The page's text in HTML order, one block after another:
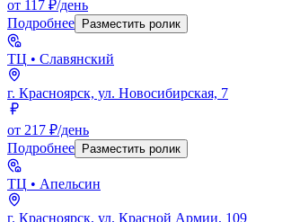
от 117 ₽/день
Подробнее
Разместить ролик
ТЦ • Славянский
г. Красноярск, ул. Новосибирская, 7
от 217 ₽/день
Подробнее
Разместить ролик
ТЦ • Апельсин
г. Красноярск, ул. Красной Армии, 109